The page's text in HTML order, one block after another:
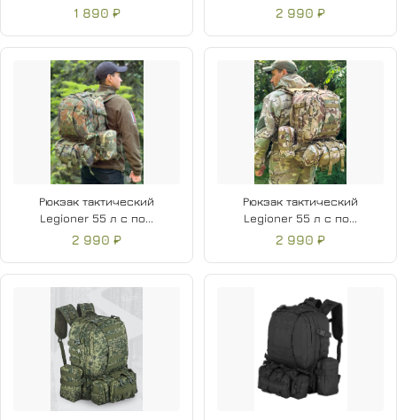
1 890 ₽ 2 990 ₽
Рюкзак тактический
Legioner 55 л с по...
2 990 ₽
Рюкзак тактический
Legioner 55 л с по...
2 990 ₽